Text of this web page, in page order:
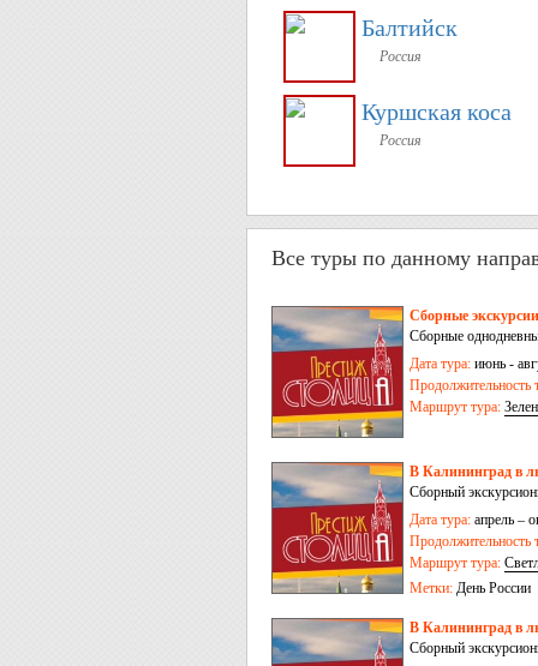
Балтийск
Россия
Куршская коса
Россия
Все туры по данному
Сборные
Сборные
Дата тура: июнь -
Продолжительность
Маршрут тура:
В Калининград в
Сборный
Дата тура: апрель –
Продолжительность
Маршрут тура:
Черняховск
Метки: День России
В Калининград в
Сборный